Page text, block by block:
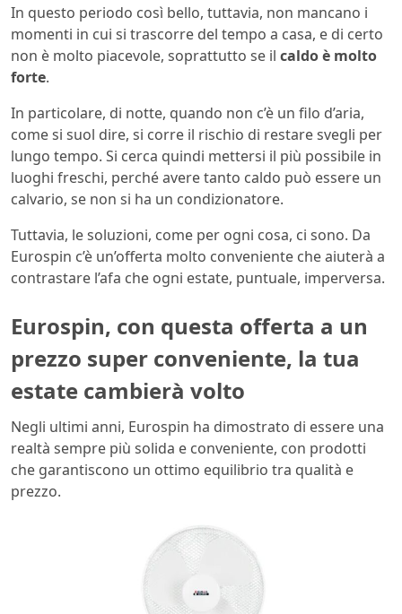
In questo periodo così bello, tuttavia, non mancano i
momenti in cui si trascorre del tempo a casa, e di certo
non è molto piacevole, soprattutto se il caldo è molto
forte.
In particolare, di notte, quando non c’è un filo d’aria,
come si suol dire, si corre il rischio di restare svegli per
lungo tempo. Si cerca quindi mettersi il più possibile in
luoghi freschi, perché avere tanto caldo può essere un
calvario, se non si ha un condizionatore.
Tuttavia, le soluzioni, come per ogni cosa, ci sono. Da
Eurospin c’è un’offerta molto conveniente che aiuterà a
contrastare l’afa che ogni estate, puntuale, imperversa.
Eurospin, con questa offerta a un
prezzo super conveniente, la tua
estate cambierà volto
Negli ultimi anni, Eurospin ha dimostrato di essere una
realtà sempre più solida e conveniente, con prodotti
che garantiscono un ottimo equilibrio tra qualità e
prezzo.